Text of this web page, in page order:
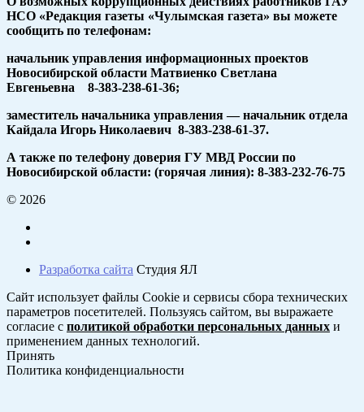
НСО «Редакция газеты «Чулымская газета» вы можете
сообщить по телефонам:
начальник управления информационных проектов
Новосибирской области Матвиенко Светлана
Евгеньевна 8-383-238-61-36;
заместитель начальника управления — начальник отдела
Кайдала Игорь Николаевич 8-383-238-61-37.
А также по телефону доверия ГУ МВД России по
Новосибирской области: (горячая линия): 8-383-232-76-75
© 2026
Разработка сайта Студия ЯЛ
Сайт использует файлы Cookie и сервисы сбора технических
параметров посетителей. Пользуясь сайтом, вы выражаете
согласие с политикой обработки персональных данных и
применением данных технологий.
Принять
Политика конфиденциальности